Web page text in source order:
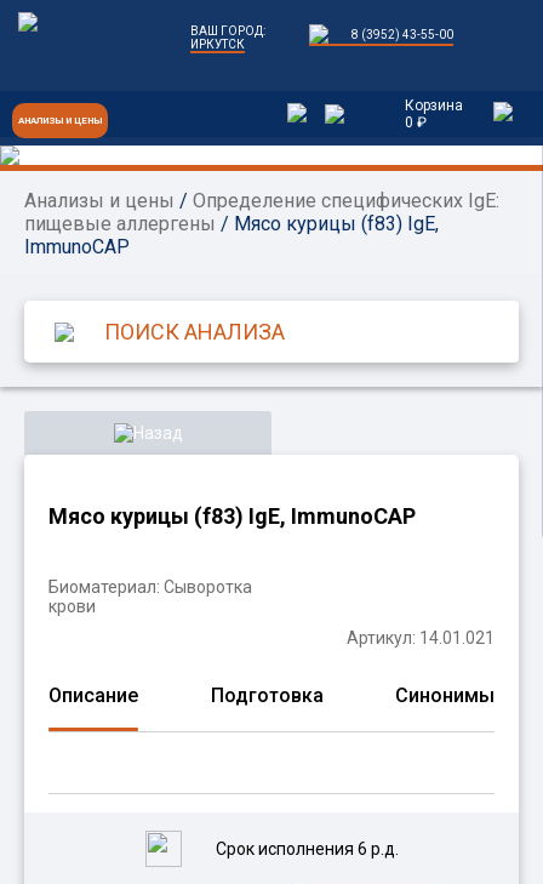
АНАЛИЗЫ И ЦЕНЫ
ВАШ ГОРОД:
ИРКУТСК
8 (3952) 43-55-00
Корзина
0 ₽
Анализы и цены / Определение специфических IgE:
пищевые аллергены / Мясо курицы (f83) IgE,
ImmunoCAP
Назад
Мясо курицы (f83) IgE, ImmunoCAP
Биоматериал: Сыворотка
крови
Артикул: 14.01.021
Описание Подготовка Синонимы
Срок исполнения 6 р.д.